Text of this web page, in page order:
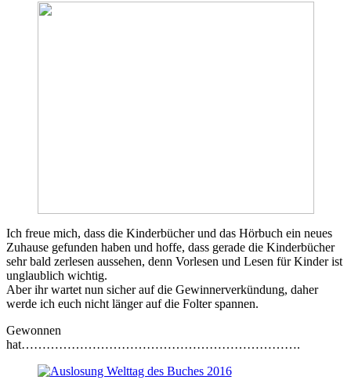
Ich freue mich, dass die Kinderbücher und das Hörbuch ein neues
Zuhause gefunden haben und hoffe, dass gerade die Kinderbücher
sehr bald zerlesen aussehen, denn Vorlesen und Lesen für Kinder ist
unglaublich wichtig.
Aber ihr wartet nun sicher auf die Gewinnerverkündung, daher
werde ich euch nicht länger auf die Folter spannen.
Gewonnen
hat………………………………………………………….